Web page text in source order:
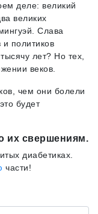
деле: великий
великих
Слава
и политиков
лет? Но тех,
веков.
чем они болели
будет
их свершениям.
диабетиках.
части!